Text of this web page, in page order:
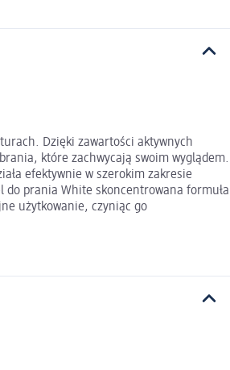
Dzięki zawartości aktywnych
które zachwycają swoim wyglądem.
efektywnie w szerokim zakresie
prania White skoncentrowana formuła
użytkowanie, czyniąc go